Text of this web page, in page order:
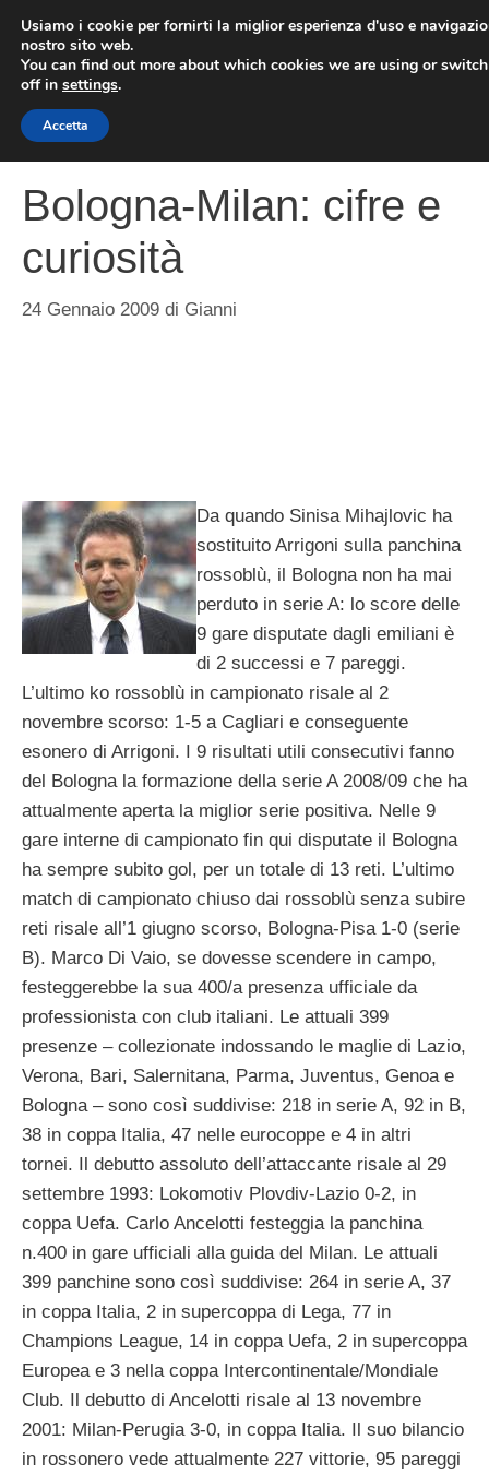
contenuto
Bologna-Milan: cifre e
curiosità
24 Gennaio 2009 di Gianni
Da quando Sinisa Mihajlovic ha
sostituito Arrigoni sulla panchina
rossoblù, il Bologna non ha mai
perduto in serie A: lo score delle
9 gare disputate dagli emiliani è
di 2 successi e 7 pareggi.
L’ultimo ko rossoblù in campionato risale al 2
novembre scorso: 1-5 a Cagliari e conseguente
esonero di Arrigoni. I 9 risultati utili consecutivi fanno
del Bologna la formazione della serie A 2008/09 che ha
attualmente aperta la miglior serie positiva. Nelle 9
gare interne di campionato fin qui disputate il Bologna
ha sempre subito gol, per un totale di 13 reti. L’ultimo
match di campionato chiuso dai rossoblù senza subire
reti risale all’1 giugno scorso, Bologna-Pisa 1-0 (serie
B). Marco Di Vaio, se dovesse scendere in campo,
festeggerebbe la sua 400/a presenza ufficiale da
professionista con club italiani. Le attuali 399
presenze – collezionate indossando le maglie di Lazio,
Verona, Bari, Salernitana, Parma, Juventus, Genoa e
Bologna – sono così suddivise: 218 in serie A, 92 in B,
38 in coppa Italia, 47 nelle eurocoppe e 4 in altri
tornei. Il debutto assoluto dell’attaccante risale al 29
settembre 1993: Lokomotiv Plovdiv-Lazio 0-2, in
coppa Uefa. Carlo Ancelotti festeggia la panchina
n.400 in gare ufficiali alla guida del Milan. Le attuali
399 panchine sono così suddivise: 264 in serie A, 37
in coppa Italia, 2 in supercoppa di Lega, 77 in
Champions League, 14 in coppa Uefa, 2 in supercoppa
Europea e 3 nella coppa Intercontinentale/Mondiale
Club. Il debutto di Ancelotti risale al 13 novembre
2001: Milan-Perugia 3-0, in coppa Italia. Il suo bilancio
in rossonero vede attualmente 227 vittorie, 95 pareggi
Usiamo i cookie per fornirti la miglior esperienza d'uso e
nostro sito web.
You can find out more about which cookies we are using or
off in settings.
Accetta